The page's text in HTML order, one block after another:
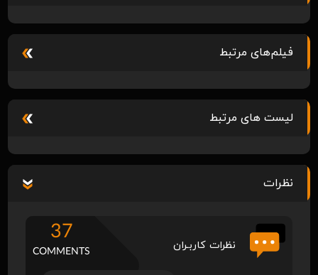
فیلم‌های مرتبط
لیست های مرتبط
نظرات
نظرات کاربـران
37
COMMENTS